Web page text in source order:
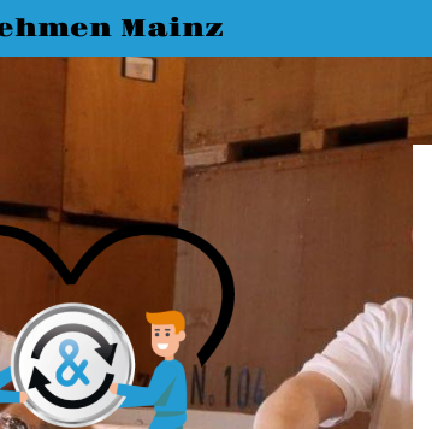
Mainz